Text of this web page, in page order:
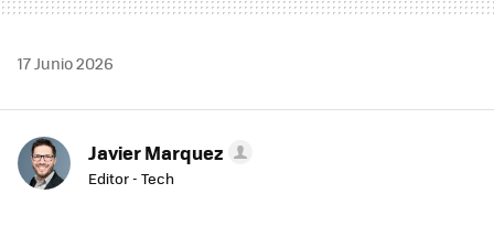
17 Junio 2026
Javier Marquez
Editor - Tech